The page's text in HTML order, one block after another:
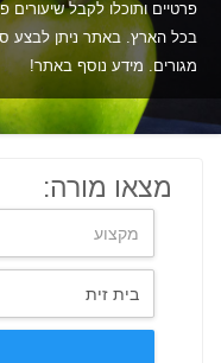
פרטיים ותוכלו לקבל
בכל הארץ. באתר ניתן לבצע
מגורים. מידע נוסף באתר!
מצאו מורה: